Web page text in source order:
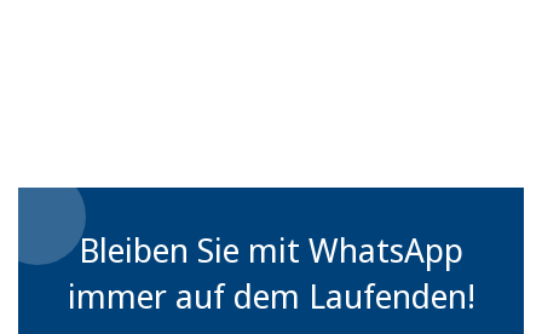
Bleiben Sie mit WhatsApp
immer auf dem Laufenden!